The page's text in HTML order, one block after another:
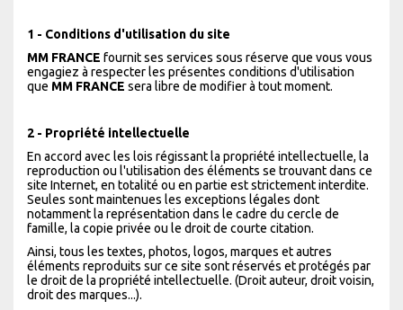
1 - Conditions d'utilisation du site
MM FRANCE fournit ses services sous réserve que vous vous
engagiez à respecter les présentes conditions d'utilisation
que MM FRANCE sera libre de modifier à tout moment.
2 - Propriété intellectuelle
En accord avec les lois régissant la propriété intellectuelle, la
reproduction ou l'utilisation des éléments se trouvant dans ce
site Internet, en totalité ou en partie est strictement interdite.
Seules sont maintenues les exceptions légales dont
notamment la représentation dans le cadre du cercle de
famille, la copie privée ou le droit de courte citation.
Ainsi, tous les textes, photos, logos, marques et autres
éléments reproduits sur ce site sont réservés et protégés par
le droit de la propriété intellectuelle. (Droit auteur, droit voisin,
droit des marques...).